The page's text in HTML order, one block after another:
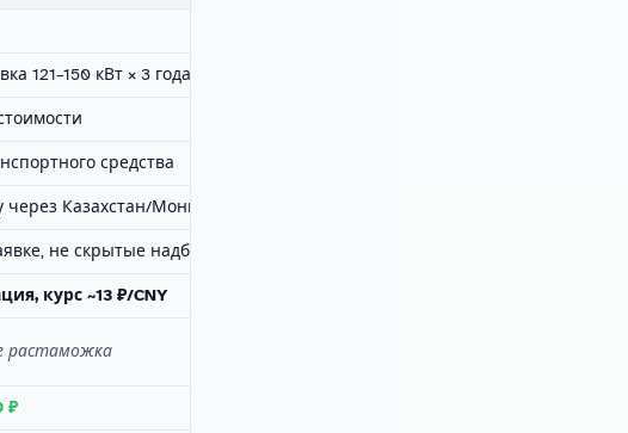
121–150 кВт × 3 года
средства
Казахстан/Монголию
не скрытые надбавки
курс ~13 ₽/CNY
растаможка
₽